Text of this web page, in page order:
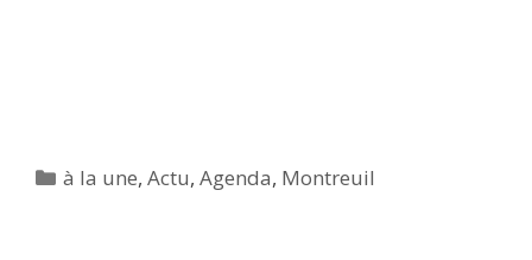
Catégories
à la une,Actu,Agenda, Montreuil